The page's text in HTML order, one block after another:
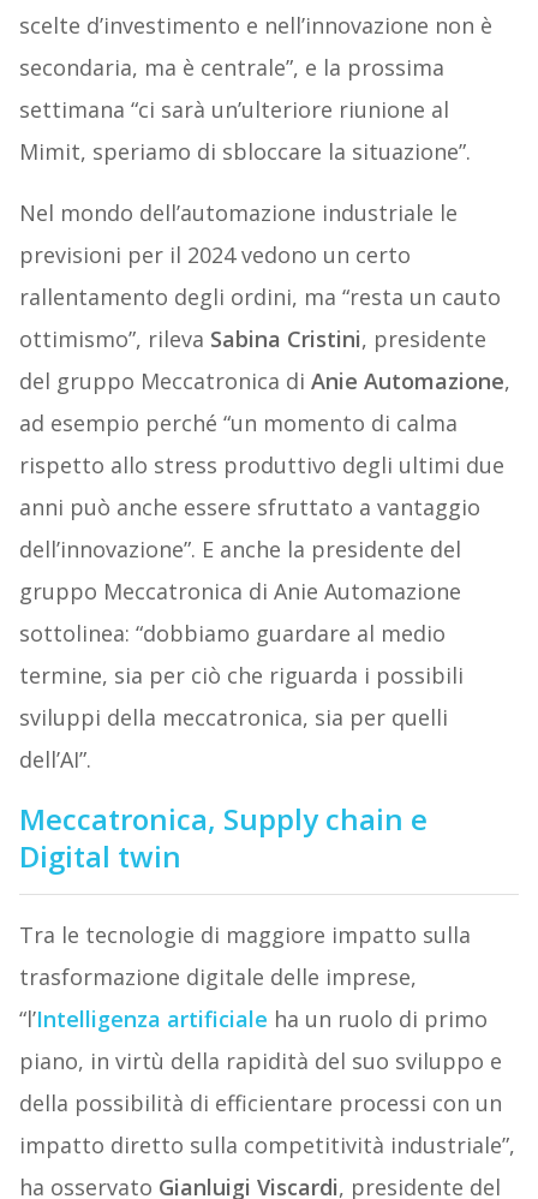
scelte d’investimento e nell’innovazione non è
secondaria, ma è centrale”, e la prossima
settimana “ci sarà un’ulteriore riunione al
Mimit, speriamo di sbloccare la situazione”.
Nel mondo dell’automazione industriale le
previsioni per il 2024 vedono un certo
rallentamento degli ordini, ma “resta un cauto
ottimismo”, rileva Sabina Cristini, presidente
del gruppo Meccatronica di Anie Automazione,
ad esempio perché “un momento di calma
rispetto allo stress produttivo degli ultimi due
anni può anche essere sfruttato a vantaggio
dell’innovazione”. E anche la presidente del
gruppo Meccatronica di Anie Automazione
sottolinea: “dobbiamo guardare al medio
termine, sia per ciò che riguarda i possibili
sviluppi della meccatronica, sia per quelli
dell’AI”.
Meccatronica, Supply chain e
Digital twin
Tra le tecnologie di maggiore impatto sulla
trasformazione digitale delle imprese,
“l’Intelligenza artificiale ha un ruolo di primo
piano, in virtù della rapidità del suo sviluppo e
della possibilità di efficientare processi con un
impatto diretto sulla competitività industriale”,
ha osservato Gianluigi Viscardi, presidente del